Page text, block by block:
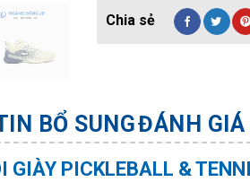
BỔ SUNGĐÁNH
PICKLEBALL &